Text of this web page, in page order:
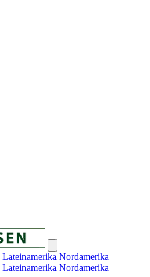
Lateinamerika Nordamerika
Lateinamerika Nordamerika